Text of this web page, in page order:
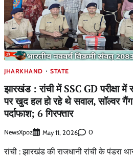
JHARKHAND STATE
झारखंड : रांची में SSC GD परीक्षा में
पर खुद हल हो रहे थे सवाल, सॉल्वर
पर्दाफाश; 6 गिरफ्तार
NewsXpoz May 11, 2026 0
रांची : झारखंड की राजधानी रांची के पंडरा